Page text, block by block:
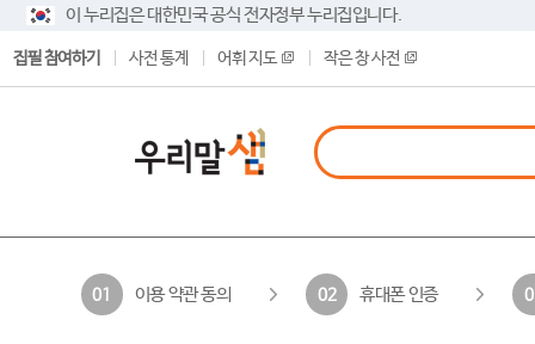
이 누리집은 대한민국 공식 전자정부 누리집입니다.
집필 참여하기 사전 통계 어휘 지도 작은 창 사전
01 이용 약관 동의 02 휴대폰 인증